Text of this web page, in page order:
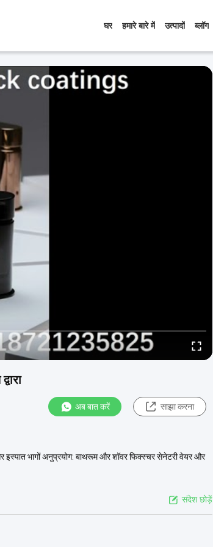
घर हमारे बारे में उत्पादों ब्लॉग
अब बात करें साझा करना
इस्पात भागों अनुप्रयोग: बाथरूम और शॉवर फिक्स्चर सेनेटरी वेयर और
संदेश छोड़ें